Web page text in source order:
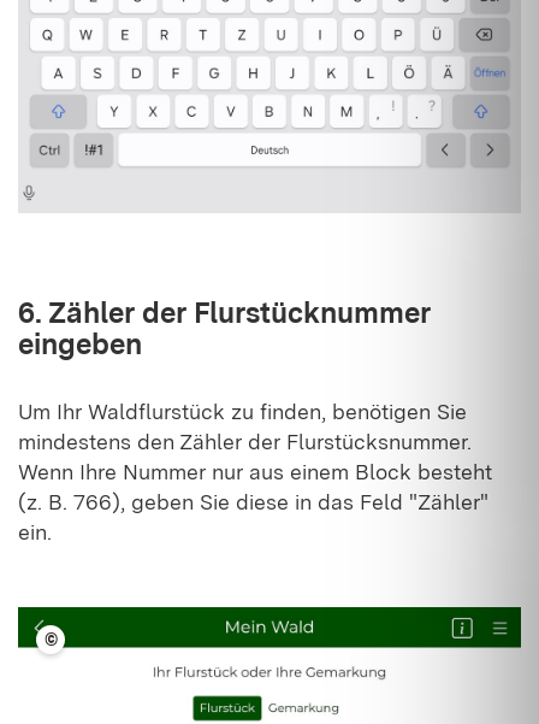
6. Zähler der Flurstücknummer
eingeben
Um Ihr Waldflurstück zu finden, benötigen Sie
mindestens den Zähler der Flurstücksnummer.
Wenn Ihre Nummer nur aus einem Block besteht
(z. B. 766), geben Sie diese in das Feld "Zähler"
ein.
©